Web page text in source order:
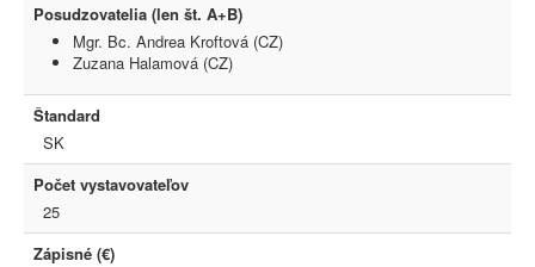
Posudzovatelia (len št. A+B)
Mgr. Bc. Andrea Kroftová (CZ)
Zuzana Halamová (CZ)
Štandard
SK
Počet vystavovateľov
25
Zápisné (€)